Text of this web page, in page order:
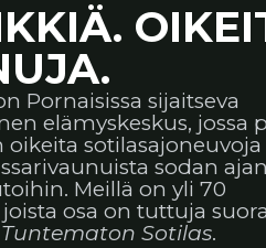
Pornaisissa sijaitseva
elämyskeskus, jossa
sotilasajoneuvoja
sodan ajan
Meillä on yli 70
osa on tuttuja
Tuntematon Sotilas.